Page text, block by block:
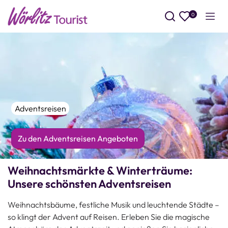
0
Adventsreisen
Zu den Adventsreisen Angeboten
Weihnachtsmärkte & Winterträume:
Unsere schönsten Adventsreisen
Weihnachtsbäume, festliche Musik und leuchtende Städte –
so klingt der Advent auf Reisen. Erleben Sie die magische